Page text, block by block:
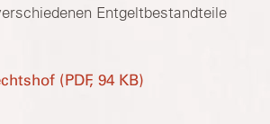
Entgeltbestandteile
(PDF, 94 KB)